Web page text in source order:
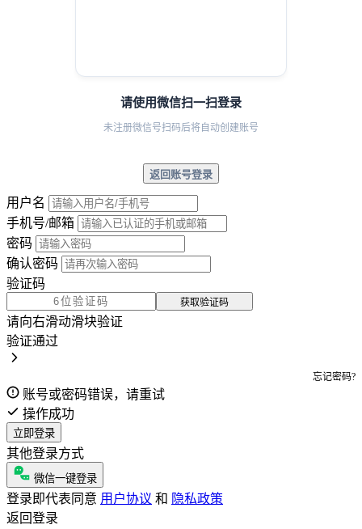
请使用微信扫一扫登录
未注册微信号扫码后将自动创建账号
返回账号登录
用户名
手机号/邮箱
密码
确认密码
验证码
获取验证码
请向右滑动滑块验证
验证通过
忘记密码?
账号或密码错误，请重试
操作成功
立即登录
其他登录方式
微信一键登录
登录即代表同意 用户协议 和 隐私政策
返回登录